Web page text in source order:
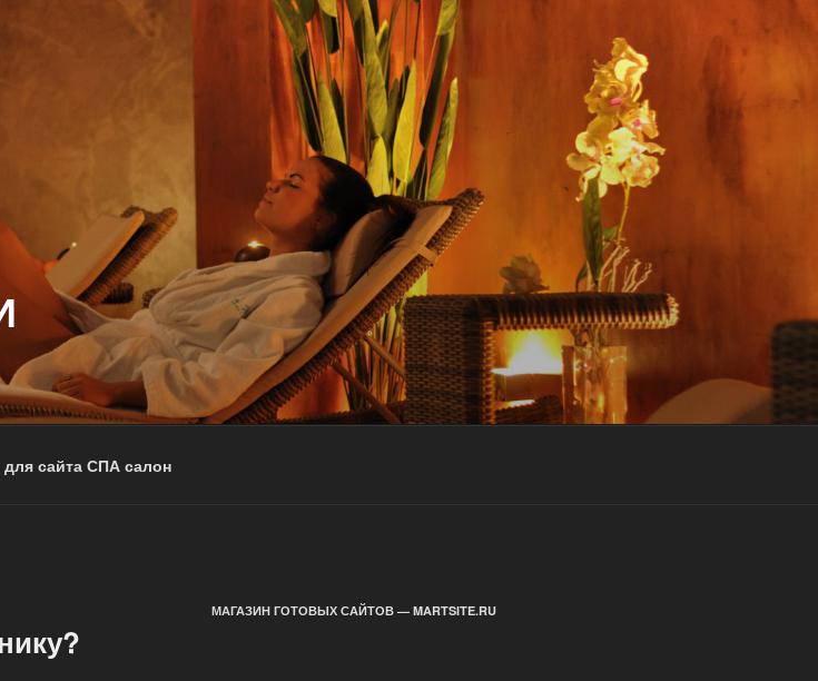
сайта СПА салон
МАГАЗИН ГОТОВЫХ САЙТОВ — MARTSITE.RU